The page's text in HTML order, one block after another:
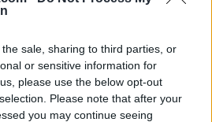
sale, sharing to third parties, or
or sensitive information for
please use the below opt-out
Please note that after your
you may continue seeing